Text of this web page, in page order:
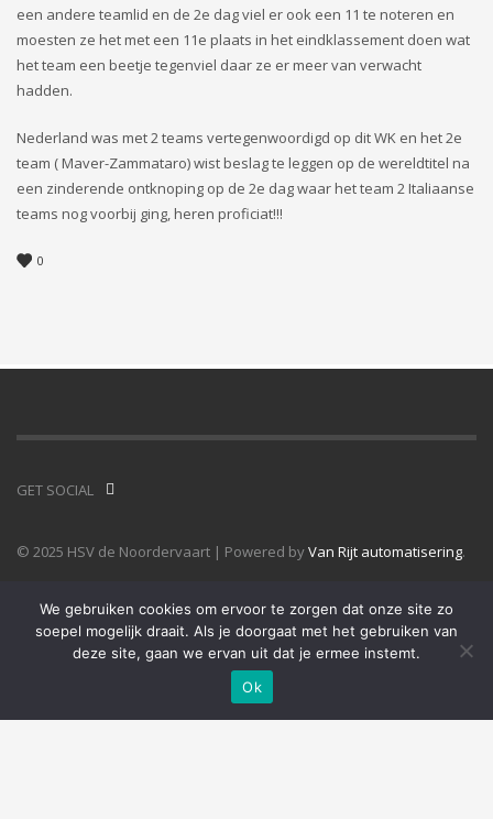
een andere teamlid en de 2e dag viel er ook een 11 te noteren en
moesten ze het met een 11e plaats in het eindklassement doen wat
het team een beetje tegenviel daar ze er meer van verwacht
hadden.
Nederland was met 2 teams vertegenwoordigd op dit WK en het 2e
team ( Maver-Zammataro) wist beslag te leggen op de wereldtitel na
een zinderende ontknoping op de 2e dag waar het team 2 Italiaanse
teams nog voorbij ging, heren proficiat!!!
0
GET SOCIAL
© 2025 HSV de Noordervaart | Powered byVan Rijt automatisering.
We gebruiken cookies om ervoor te zorgen dat onze site zo
soepel mogelijk draait. Als je doorgaat met het gebruiken van
deze site, gaan we ervan uit dat je ermee instemt.
Ok